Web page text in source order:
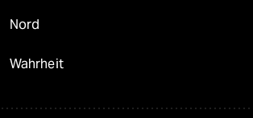
Nord
Wahrheit